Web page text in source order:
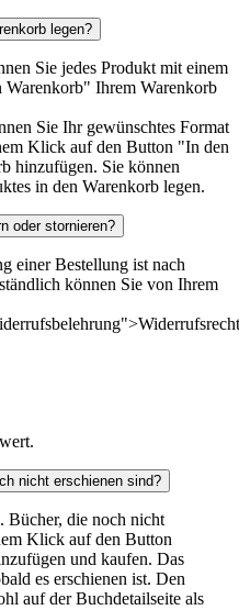
legen?
Sie jedes Produkt mit einem
Ihrem Warenkorb
Sie Ihr gewünschtes Format
Klick auf den Button "In den
hinzufügen. Sie können
in den Warenkorb legen.
oder stornieren?
einer Bestellung ist nach
können Sie von Ihrem
nicht erschienen sind?
Bücher, die noch nicht
Klick auf den Button
und kaufen. Das
es erschienen ist. Den
auf der Buchdetailseite als